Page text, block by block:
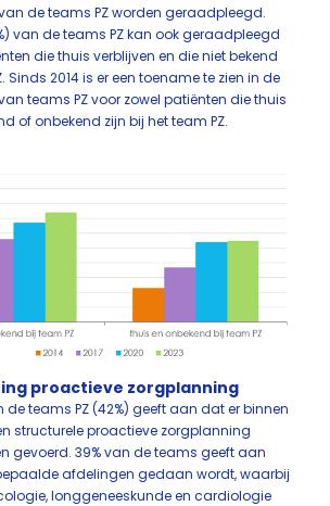
de teams PZ worden geraadpleegd.
van de teams PZ kan ook geraadpleegd
die thuis verblijven en die niet bekend
Sinds 2014 is er een toename te zien in de
teams PZ voor zowel patiënten die thuis
of onbekend zijn bij het team PZ.
proactieve zorgplanning
de teams PZ (42%) geeft aan dat er binnen
structurele proactieve zorgplanning
gevoerd. 39% van de teams geeft aan
afdelingen gedaan wordt, waarbij
longgeneeskunde en cardiologie